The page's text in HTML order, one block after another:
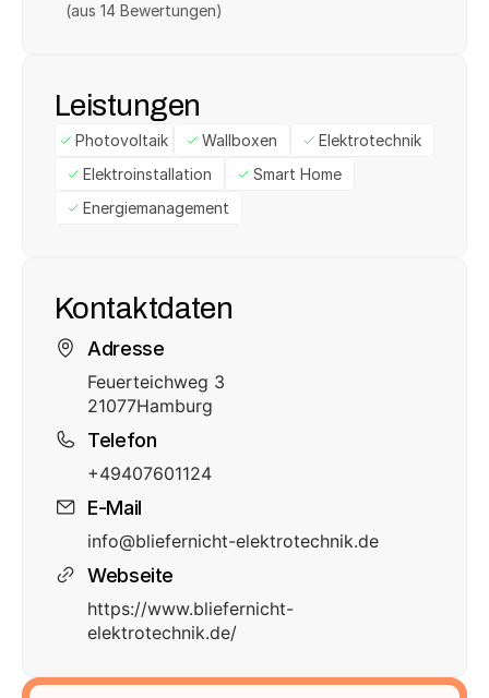
(aus 14 Bewertungen)
Leistungen
Photovoltaik Wallboxen
Elektrotechnik
Elektroinstallation
Smart Home
Energiemanagement
Kontaktdaten
Adresse
Feuerteichweg 3
21077Hamburg
Telefon
+49407601124
E-Mail
info@bliefernicht-elektrotechnik.de
Webseite
https://www.bliefernicht-
elektrotechnik.de/